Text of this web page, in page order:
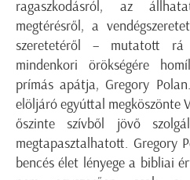
ragaszkodásról, az
megtérésről, a
szeretetéről – mutatott
mindenkori örökségére
prímás apátja, Gregory
elöljáró egyúttal megköszönte
őszinte szívből jövő
megtapasztalhatott. Gregory
bencés élet lényege a bibliai